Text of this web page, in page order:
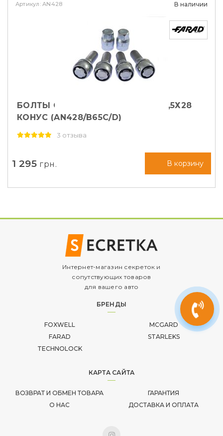
Артикул: AN428 В наличии
БОЛТЫ СЕКРЕТНЫЕ FARAD М14Х1,5Х28
КОНУС (AN428/B65C/D)
3 отзыва
1 295 грн. В корзину
Интернет-магазин секреток и
сопутствующих товаров
для вашего авто
БРЕНДЫ
FOXWELL
MCGARD
FARAD
STARLEKS
TECHNOLOCK
КАРТА САЙТА
ВОЗВРАТ И ОБМЕН ТОВАРА
ГАРАНТИЯ
О НАС
ДОСТАВКА И ОПЛАТА